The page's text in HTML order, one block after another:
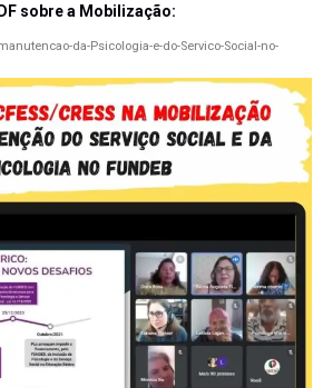
sobre a Mobilização:
da-Psicologia-e-do-Servico-Social-no-